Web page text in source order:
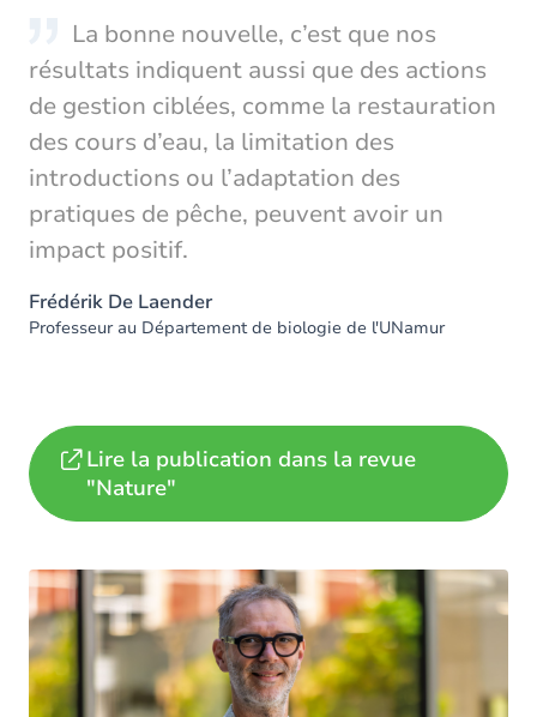
La bonne nouvelle, c’est que nos
résultats indiquent aussi que des actions
de gestion ciblées, comme la restauration
des cours d’eau, la limitation des
introductions ou l’adaptation des
pratiques de pêche, peuvent avoir un
impact positif.
Frédérik De Laender
Professeur au Département de biologie de l'UNamur
Lire la publication dans la revue
"Nature"